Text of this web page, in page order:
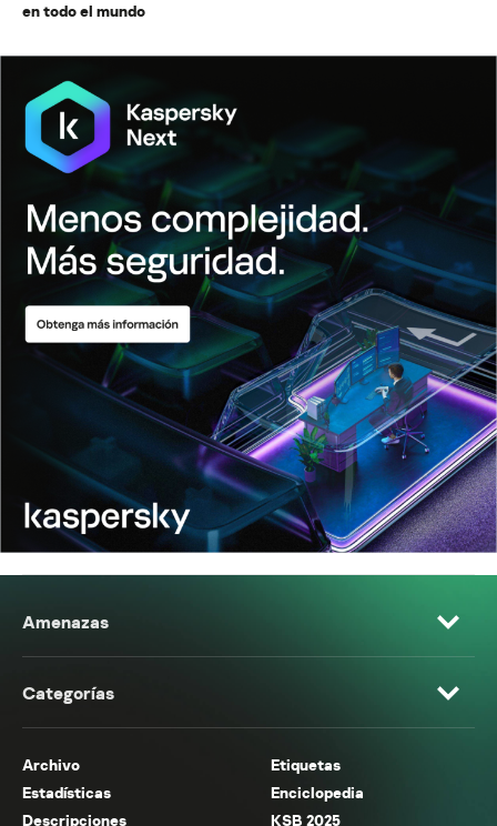
en todo el mundo
Amenazas
Categorías
Archivo
Etiquetas
Estadísticas
Enciclopedia
Descripciones
KSB 2025